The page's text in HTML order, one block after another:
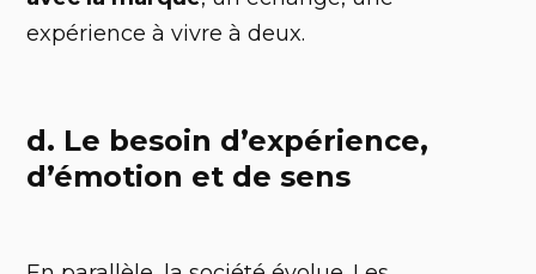
expérience à vivre à deux.
d. Le besoin d’expérience,
d’émotion et de sens